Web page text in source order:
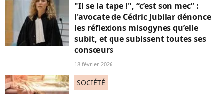
"Il se la tape !", “c’est son mec” :
l'avocate de Cédric Jubilar dénonce
les réflexions misogynes qu’elle
subit, et que subissent toutes ses
consœurs
18 février 2026
SOCIÉTÉ